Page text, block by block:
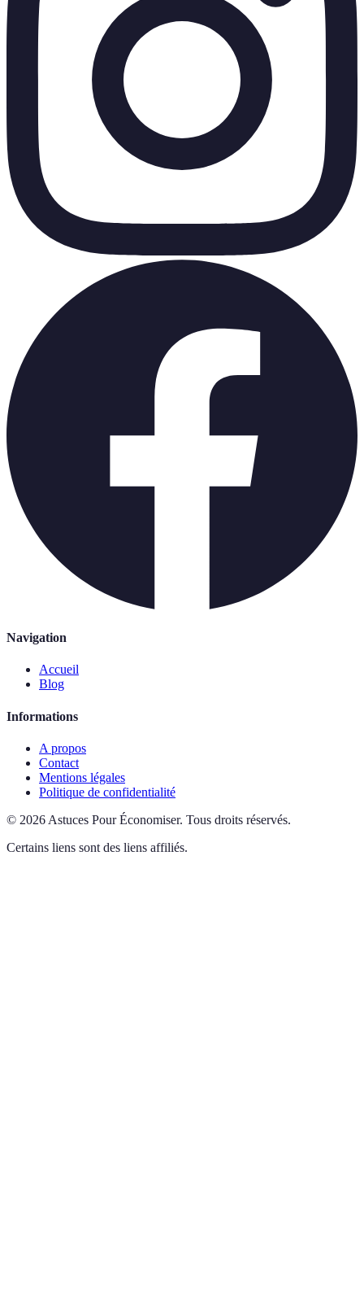
Navigation
Accueil
Blog
Informations
A propos
Contact
Mentions légales
Politique de confidentialité
© 2026 Astuces Pour Économiser. Tous droits réservés.
Certains liens sont des liens affiliés.